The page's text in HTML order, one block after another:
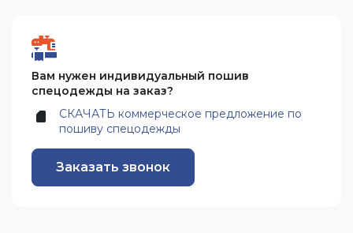
Вам нужен индивидуальный пошив
спецодежды на заказ?
СКАЧАТЬ коммерческое предложение по
пошиву спецодежды
Заказать звонок